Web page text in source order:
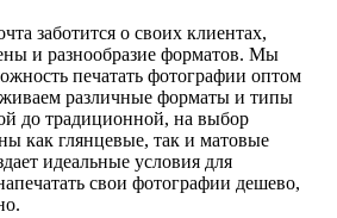
заботится о своих клиентах,
и разнообразие форматов. Мы
печатать фотографии оптом
различные форматы и типы
до традиционной, на выбор
как глянцевые, так и матовые
идеальные условия для
свои фотографии дешево,